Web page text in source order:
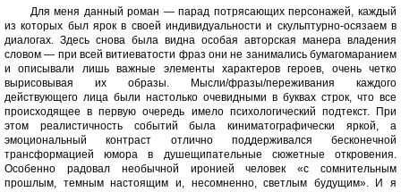
Для меня данный роман — парад потрясающих персонажей, каждый
из которых был ярок в своей индивидуальности и скульптурно-осязаем в
диалогах. Здесь снова была видна особая авторская манера владения
словом — при всей витиеватости фраз они не занимались бумагомаранием
и описывали лишь важные элементы характеров героев, очень четко
вырисовывая их образы. Мысли/фразы/переживания каждого
действующего лица были настолько очевидными в буквах строк, что все
происходящее в первую очередь имело психологический подтекст. При
этом реалистичность событий была киниматографически яркой, а
эмоциональный контраст отлично поддерживался бесконечной
трансформацией юмора в душещипательные сюжетные откровения.
Особенно радовал необычной иронией человек «с сомнительным
прошлым, темным настоящим и, несомненно, светлым будущим». И я